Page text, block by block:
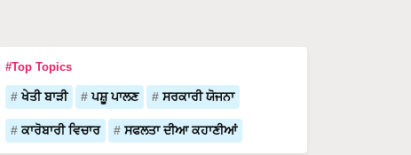
#Top Topics
ਖੇਤੀ ਬਾੜੀ ਪਸ਼ੂ ਪਾਲਣ ਸਰਕਾਰੀ ਯੋਜਨਾ
ਕਾਰੋਬਾਰੀ ਵਿਚਾਰ ਸਫਲਤਾ ਦੀਆ ਕਹਾਣੀਆਂ